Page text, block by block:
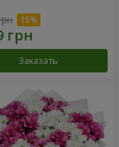
Заказать